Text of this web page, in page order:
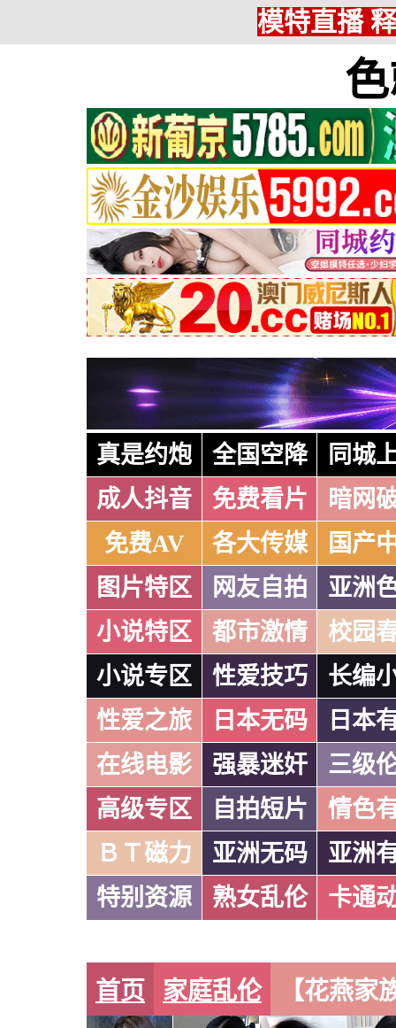
模特直播
真是约炮 全国空降
同城
成人抖音
免费看片
暗网
免费AV
各大传媒
国产
图片特区
网友自拍
亚洲
小说特区
都市激情
校园
小说专区
性爱技巧
长编
性爱之旅
日本无码
日本
在线电影
强暴迷奸
三级
高级专区
自拍短片
情色
ＢＴ磁力
亚洲无码
亚洲
特别资源
熟女乱伦 卡通
首页 家庭乱伦 【花燕家